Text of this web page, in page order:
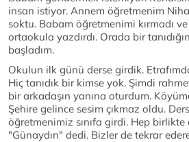
insan istiyor. Annem öğretmenim
soktu. Babam öğretmenimi kırmadı
ortaokula yazdırdı. Orada bir
başladım.
Okulun ilk günü derse girdik.
Hiç tanıdık bir kimse yok. Şimdi
bir arkadaşın yanına oturdum.
Şehire gelince sesim çıkmaz oldu.
öğretmenimiz sınıfa girdi. Hep
"Günaydın" dedi. Bizler de tekrar